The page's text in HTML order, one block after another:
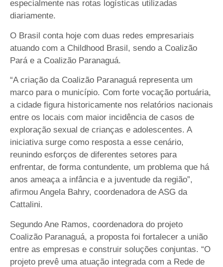
especialmente nas rotas logísticas utilizadas
diariamente.
O Brasil conta hoje com duas redes empresariais
atuando com a Childhood Brasil, sendo a Coalizão
Pará e a Coalizão Paranaguá.
“A criação da Coalizão Paranaguá representa um
marco para o município. Com forte vocação portuária,
a cidade figura historicamente nos relatórios nacionais
entre os locais com maior incidência de casos de
exploração sexual de crianças e adolescentes. A
iniciativa surge como resposta a esse cenário,
reunindo esforços de diferentes setores para
enfrentar, de forma contundente, um problema que há
anos ameaça a infância e a juventude da região”,
afirmou Angela Bahry, coordenadora de ASG da
Cattalini.
Segundo Ane Ramos, coordenadora do projeto
Coalizão Paranaguá, a proposta foi fortalecer a união
entre as empresas e construir soluções conjuntas. “O
projeto prevê uma atuação integrada com a Rede de